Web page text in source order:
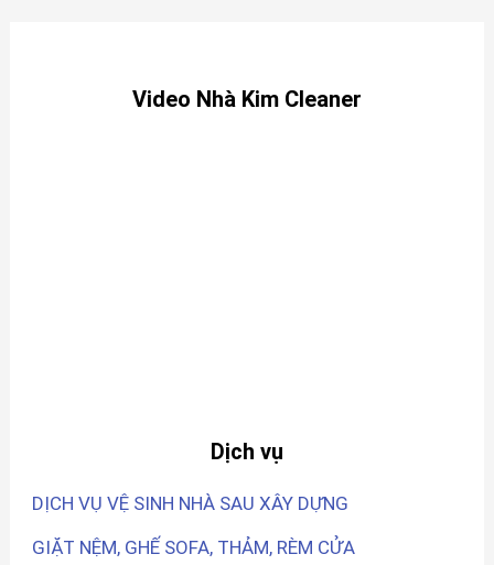
Video Nhà Kim Cleaner
Dịch vụ
DỊCH VỤ VỆ SINH NHÀ SAU XÂY DỰNG
GIẶT NỆM, GHẾ SOFA, THẢM, RÈM CỬA